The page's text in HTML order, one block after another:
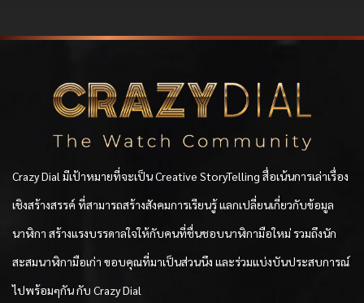
Crazy Dial มีเป้าหมายที่จะเป็น Creative StoryTelling สื่อเน้นการเล่าเรื่อง
เชิงสร้างสรรค์ ที่สามารถสร้างสังคมการเรียนรู้ แลกเปลี่ยนเกี่ยวกับข้อมูล
นาฬิกา สร้างแรงบรรดาลใจให้กับคนที่ชื่นชอบนาฬิกามือใหม่ รวมถึงนัก
สะสมนาฬิกามือเก่า ขอบคุณที่มาเป็นส่วนนึง และร่วมแบ่งบันประสบการณ์
ไปพร้อมๆกัน กับ Crazy Dial